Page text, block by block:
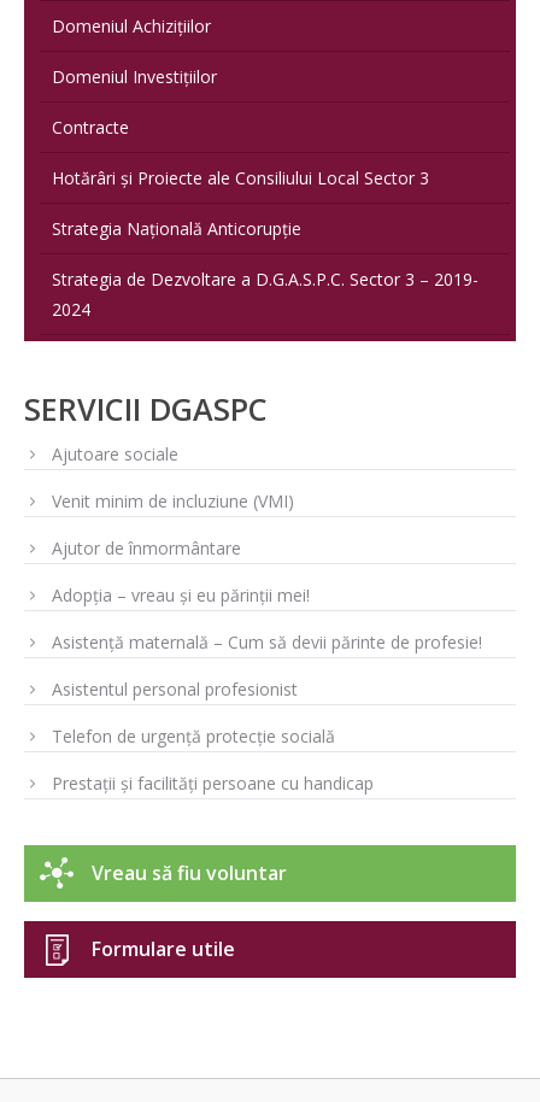
Domeniul Achizițiilor
Domeniul Investițiilor
Contracte
Hotărâri și Proiecte ale Consiliului Local Sector 3
Strategia Națională Anticorupție
Strategia de Dezvoltare a D.G.A.S.P.C. Sector 3 – 2019-
2024
SERVICII DGASPC
Ajutoare sociale
Venit minim de incluziune (VMI)
Ajutor de înmormântare
Adopția – vreau și eu părinții mei!
Asistență maternală – Cum să devii părinte de profesie!
Asistentul personal profesionist
Telefon de urgență protecție socială
Prestații și facilități persoane cu handicap
Vreau să fiu voluntar
Formulare utile